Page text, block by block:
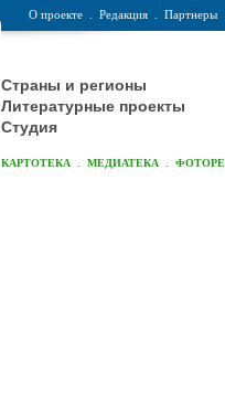
О проекте Редакция Партнеры
Страны и регионы
Литературные проекты
Студия
КАРТОТЕКА МЕДИАТЕКА